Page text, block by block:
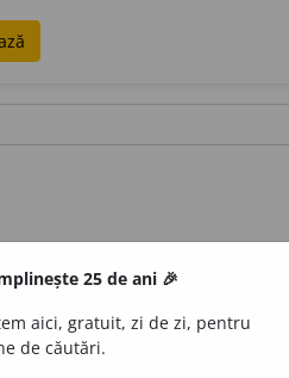
25 de ani 🎉
aici, gratuit, zi de zi, pentru
de căutări.